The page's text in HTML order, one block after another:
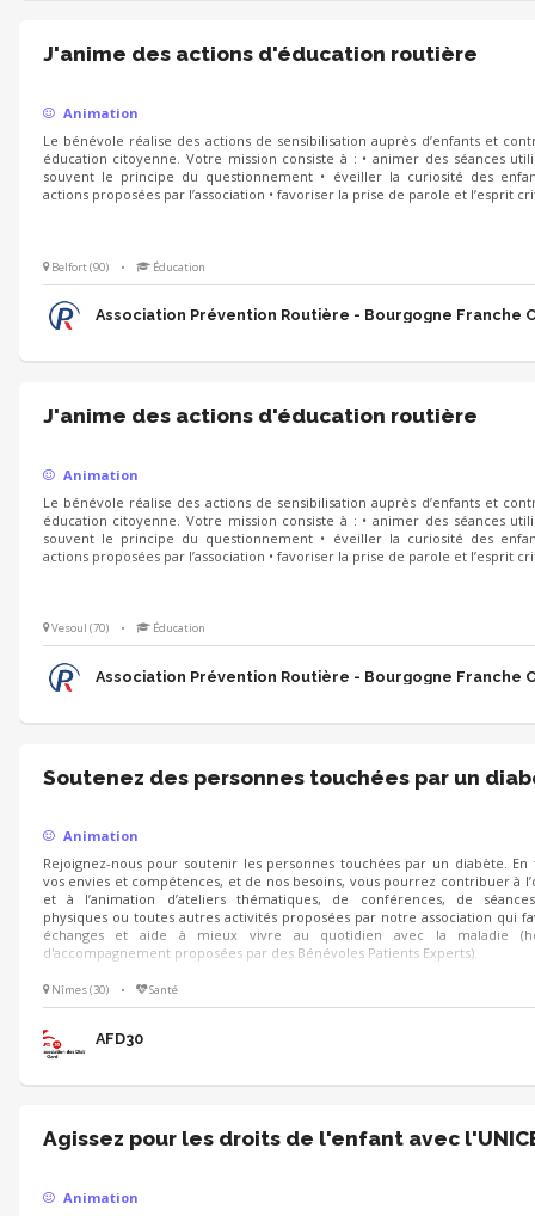
J'anime des actions d'éducation routière
Animation
Le bénévole réalise des actions de sensibilisation auprès d’enfants et
éducation citoyenne. Votre mission consiste à : • animer des séances
souvent le principe du questionnement • éveiller la curiosité des
actions proposées par l’association • favoriser la prise de parole et l’esprit
Belfort (90) • Éducation
Association Prévention Routière - Bourgogne Franche
J'anime des actions d'éducation routière
Animation
Le bénévole réalise des actions de sensibilisation auprès d’enfants et
éducation citoyenne. Votre mission consiste à : • animer des séances
souvent le principe du questionnement • éveiller la curiosité des
actions proposées par l’association • favoriser la prise de parole et l’esprit
Vesoul (70) • Éducation
Association Prévention Routière - Bourgogne Franche
Soutenez des personnes touchées par un
Animation
Rejoignez-nous pour soutenir les personnes touchées par un diabète.
vos envies et compétences, et de nos besoins, vous pourrez contribuer à
et à l’animation d’ateliers thématiques, de conférences, de séances
physiques ou toutes autres activités proposées par notre association qui
échanges et aide à mieux vivre au quotidien avec la maladie
d'accompagnement proposées par des Bénévoles Patients Experts).
Nîmes (30) • Santé
AFD30
Agissez pour les droits de l'enfant avec
Animation